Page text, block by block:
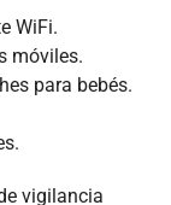
WiFi.
móviles.
para bebés.
vigilancia